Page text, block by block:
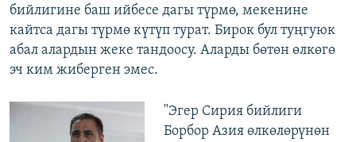
бийлигине баш ийбесе дагы түрмө, мекенине
кайтса дагы түрмө күтүп турат. Бирок бул туңгуюк
абал алардын жеке тандоосу. Аларды бөтөн өлкөгө
эч ким жиберген эмес.
"Эгер Сирия бийлиги
Борбор Азия өлкөлөрүнөн